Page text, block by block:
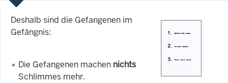
Deshalb sind die Gefangenen im
Gefängnis:
Die Gefangenen machen nichts
Schlimmes mehr.